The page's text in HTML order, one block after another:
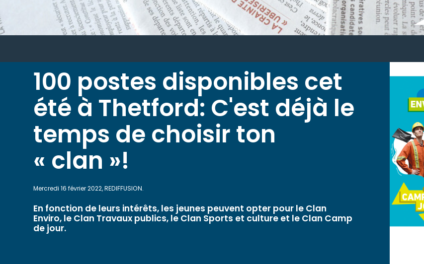
100 postes disponibles cet
été à Thetford: C'est déjà le
temps de choisir ton
« clan »!
Mercredi 16 février 2022, REDIFFUSION.
En fonction de leurs intérêts, les jeunes peuvent opter pour le Clan
Enviro, le Clan Travaux publics, le Clan Sports et culture et le Clan Camp
de jour.